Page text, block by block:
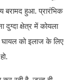
बरामद हुआ. प्रारंभिक
क्षेत्र में कोयला
घायल को इलाज के लिए